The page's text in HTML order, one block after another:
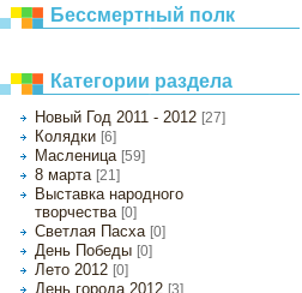
Бессмертный полк
Категории раздела
Новый Год 2011 - 2012 [27]
Колядки [6]
Масленица [59]
8 марта [21]
Выставка народного
творчества [0]
Светлая Пасха [0]
День Победы [0]
Лето 2012 [0]
День города 2012 [3]